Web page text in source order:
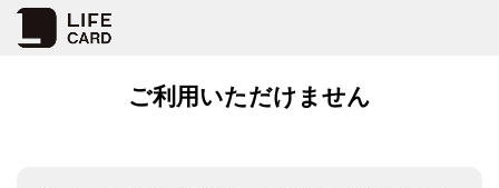
ご利用いただけません